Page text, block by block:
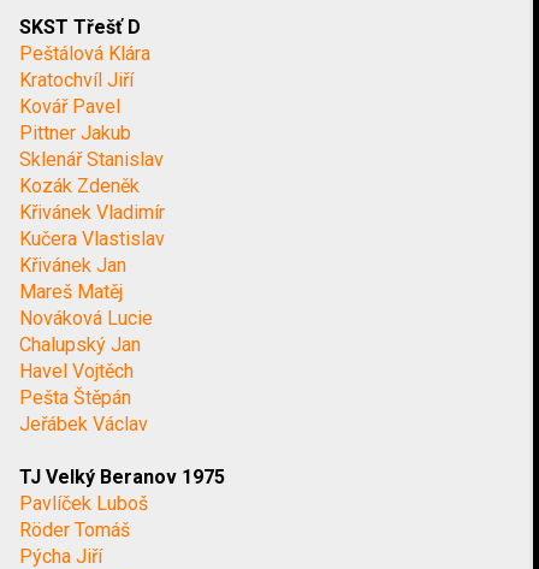
SKST Třešť D
Peštálová Klára
Kratochvíl Jiří
Kovář Pavel
Pittner Jakub
Sklenář Stanislav
Kozák Zdeněk
Křivánek Vladimír
Kučera Vlastislav
Křivánek Jan
Mareš Matěj
Nováková Lucie
Chalupský Jan
Havel Vojtěch
Pešta Štěpán
Jeřábek Václav
TJ Velký Beranov 1975
Pavlíček Luboš
Röder Tomáš
Pýcha Jiří